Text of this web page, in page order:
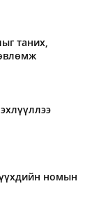
таних,
номын